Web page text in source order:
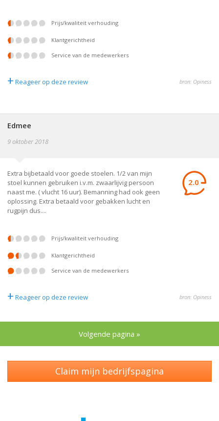
prijs/kwaliteit verhouding
klantgerichtheid
service van de medewerkers
+ Reageer op deze review bron: Opiness
Edmee
9 oktober 2018
Extra bijbetaald voor goede stoelen. 1/2 van mijn
stoel kunnen gebruiken i.v.m. zwaarlijvig persoon
naast me. ( vlucht 16 uur). Bemanning had ook geen
oplossing. Extra betaald voor gebakken lucht en
rugpijn dus....
2.0
prijs/kwaliteit verhouding
klantgerichtheid
service van de medewerkers
+ Reageer op deze review bron: Opiness
Volgende pagina »
Claim mijn bedrijfspagina